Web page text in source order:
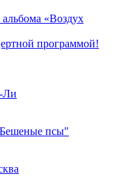
«Воздух
программой!
Ли
псы"